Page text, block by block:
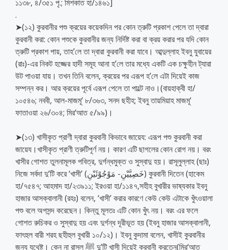
১১৩৮, ৪/৩৫১ পৃ.; মিশকাত হা/১৪৬১]
.
➤(১২) কুরবানীর পশু ক্রয়ের কয়েকদিন পর কোন ত্রুটি প্রকাশ পেলে তা দ্বারা
কুরবানী করা: কোন পশুকে কুরবানীর জন্য নির্দিষ্ট করা বা ক্রয় করার পর যদি কোন
ত্রুটি প্রকাশ পায়, তাহ’লে তা দ্বারা কুরবানী করা যাবে। আব্দুল্লাহ ইবনু যুবায়ের
(রাঃ)-এর নিকট হজ্জের হাদী সমূহ আনা হ’লে তার মধ্যে একটি এক চক্ষুহীন ট্যারা
উট পাওয়া যায়। তখন তিনি বলেন, ক্রয়ের পর এরূপ হ’লে এটা দিয়েই কাজ
সম্পন্ন কর। আর ক্রয়ের পূর্বে এরূপ পেলে তা পাল্টে নাও।(বায়হাক্বী হা/
১০৫৪৬; নববী, আল-মাজমূ‘ ৮/৩৬৩, সনদ ছহীহ; ইবনু তায়মিয়াহ মাজমূ‘
ফাতাওয়া ২৬/৩০৪; মির‘আত ৫/৯৯)।
➤(১৩) খাসীকৃত প্রাণী দ্বারা কুরবানী কিভাবে জায়েয: এরূপ পশু কুরবানী করা
জায়েয।খাসীকৃত প্রাণী ত্রুটিপূর্ণ নয়। কারণ এটি ছাগলের কোন রোগ নয়। বরং
খাসীর গোশত তুলনামূলক পবিত্র, দুর্গন্ধমুক্ত ও সুস্বাদু হয়। রাসূলুল্লাহ (ছাঃ)
নিজে সর্বদা দু’টি করে ‘খাসী’ (خَصِيَّيْنِ- مَوْجُوْئَيْنِ) কুরবানী দিতেন (হাকেম
হা/৭৫৪৭; আহমাদ হা/২৩৯১১; ইরওয়া হা/১১৪৭,সহীহ বুখারীর ভাষ্যকার ইবনু
হাজার আসক্বালানী (রহঃ) বলেন, ‘খাসী’ করার কারণে কেউ কেউ এটাকে খুঁৎওয়ালা
পশু বলে অপসন্দ করেছেন। কিন্তু মূলতঃ এটি কোন খুঁৎ নয়। বরং এর ফলে
গোশত রুচিকর ও সুস্বাদু হয় এবং দুর্গন্ধ দূরীভূত হয় (ইবনু হাজার আসক্বালানী,
ফাৎহুল বারী শরহ ছহীহুল বুখারী ১০/১২)। ইবনু কুদামা বলেন, খাসীই কুরবানীর
জন্য যথেষ্ট। কেন না রাসূল ﷺ দু’টি খাসী দিয়েই কুরবানী করতেন(মির‘আত